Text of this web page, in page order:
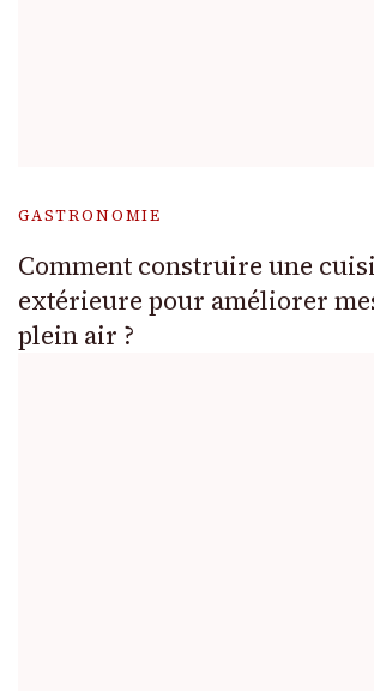
GASTRONOMIE
Comment construire une
extérieure pour améliorer
plein air ?